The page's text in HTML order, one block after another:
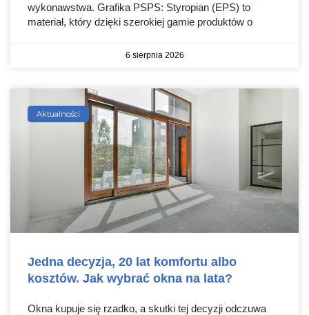
wykonawstwa. Grafika PSPS: Styropian (EPS) to
materiał, który dzięki szerokiej gamie produktów o
6 sierpnia 2026
Aktualności
Jedna decyzja, 20 lat komfortu albo
kosztów. Jak wybrać okna na lata?
Okna kupuje się rzadko, a skutki tej decyzji odczuwa